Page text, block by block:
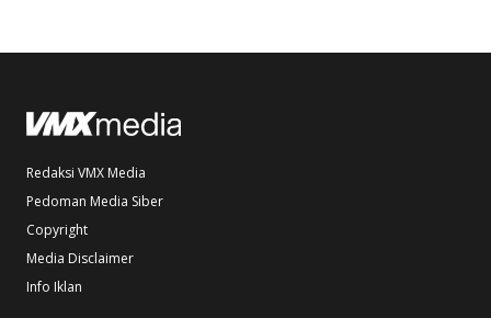
Redaksi VMX Media
Pedoman Media Siber
Copyright
Media Disclaimer
Info Iklan